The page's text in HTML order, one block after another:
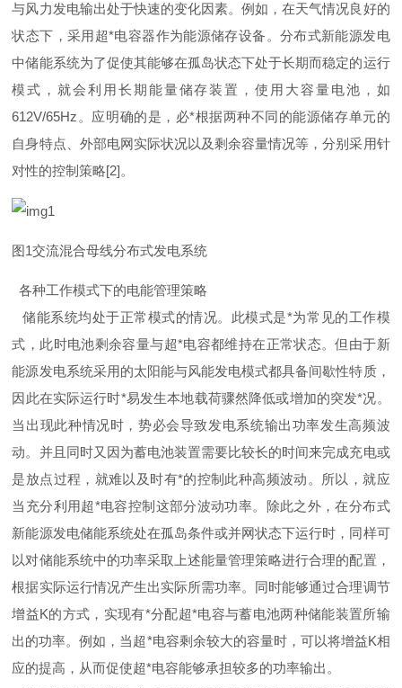
与风力发电输出处于快速的变化因素。例如，在天气情况良好的
状态下，采用 超*电容器作为能源储存设备。分布式新能源发电
中储能系统为了促使其能够在孤岛状态下处于长期而稳定的运行
模式，就会利用长期能量储存装置，使用大容量电池， 如
612V/65Hz 。应明确的是， 必*根据两种不同的能源储存单元的
自身特点、外部电网实际状况以及剩余容量情况等，分别采用针
对性的控制策略[2]。
图1交流混合母线分布式发电系统
各种工作模式下的电能管理策略
储能系统均处于正常模式的情况。此模式是*为常见的工作模
式，此时电池剩余容量与超*电容都维持在正常状态。但由于新
能源发电系统采用的太阳能与风能发电模式都具备间歇性特质，
因此在实际运行时*易发生本地载荷骤然降低或增加的突发*况。
当出现此种情况时，势必会导致发电系统输出功率发生高频波
动。并且同时又因为蓄电池装置需要比较长的时间来完成充电或
是放点过程，就难以及时有*的控制此种高频波动。所以，就应
当充分利用超*电容控制这部分波动功率。除此之外，在分布式
新能源发电储能系统处在孤岛条件或并网状态下运行时，同样可
以对储能系统中的功率采取上述能量管理策略进行合理的配置，
根据实际运行情况产生出实际所需功率。同时能够通过合理调节
增益K的方式，实现有*分配超*电容与蓄电池两种储能装置所输
出的功率。例如，当超*电容剩余较大的容量时，可以将增益K相
应的提高，从而促使超*电容能够承担较多的功率输出。